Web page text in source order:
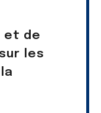
et de
les